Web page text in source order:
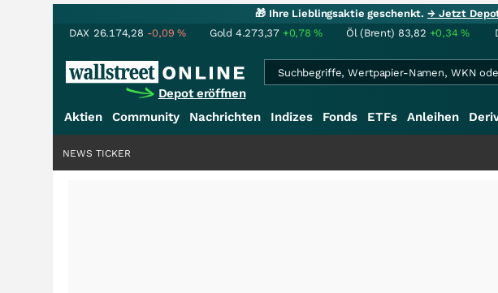
🎁 Ihre Lieblingsaktie geschenkt.→ Jetzt
DAX 26.174,28 -0,09% Gold 4.273,37 +0,78% Öl (Brent) 83,82 +0,34%
Depot eröffnen
Aktien Community Nachrichten Indizes Fonds ETFs Anleihen
NEWS TICKER